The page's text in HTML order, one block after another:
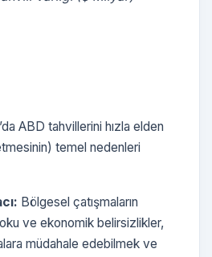
ABD tahvillerini hızla elden
temel nedenleri
Bölgesel çatışmaların
ve ekonomik belirsizlikler,
müdahale edebilmek ve